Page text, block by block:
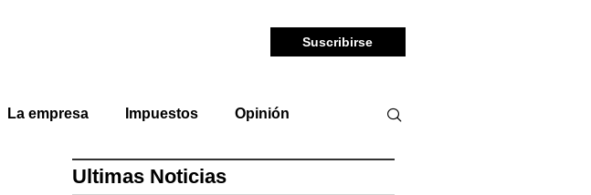
Suscribirse
La empresa Impuestos Opinión
Ultimas Noticias